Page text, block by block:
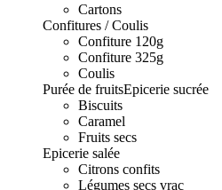
Cartons
Confitures / Coulis
Confiture 120g
Confiture 325g
Coulis
Purée de fruitsEpicerie sucrée
Biscuits
Caramel
Fruits secs
Epicerie salée
Citrons confits
Légumes secs vrac